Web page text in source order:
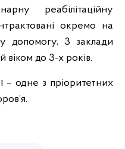
реабілітаційну
окремо на
допомогу, 3 заклади
віком до 3-х років.
– одне з пріоритетних